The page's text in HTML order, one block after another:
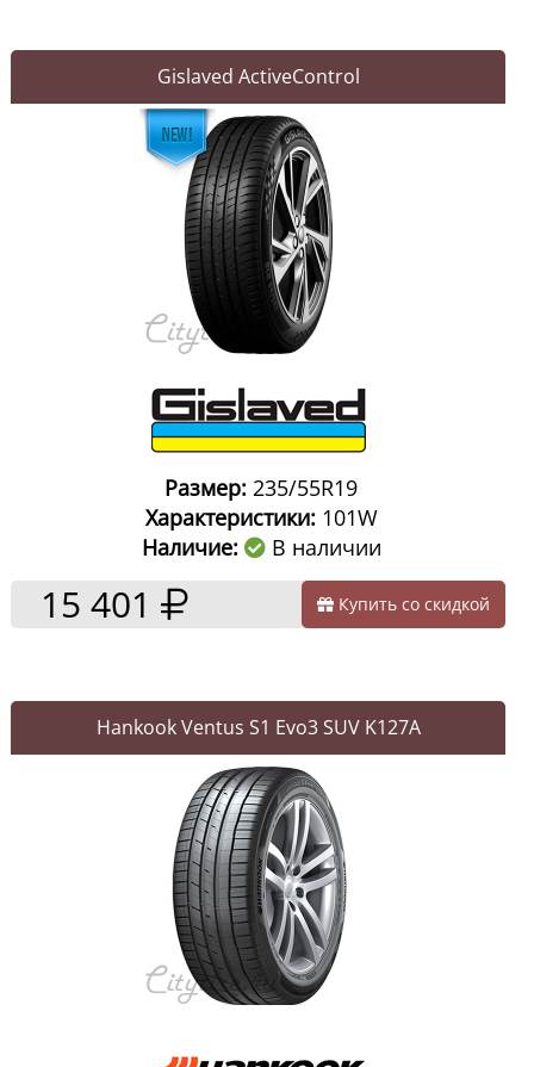
Gislaved ActiveControl
Размер: 235/55R19
Характеристики:101W
Наличие:
В наличии
15 401 Купить со скидкой
Hankook Ventus S1 Evo3 SUV K127A